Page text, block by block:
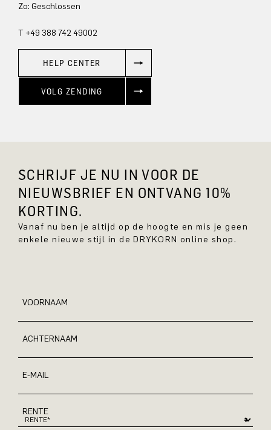
Zo: Geschlossen
T +49 388 742 49002
HELP CENTER
VOLG ZENDING
SCHRIJF JE NU IN VOOR DE
NIEUWSBRIEF EN ONTVANG 10%
KORTING.
Vanaf nu ben je altijd op de hoogte en mis je geen
enkele nieuwe stijl in de DRYKORN online shop.
VOORNAAM
ACHTERNAAM
E-MAIL
RENTE